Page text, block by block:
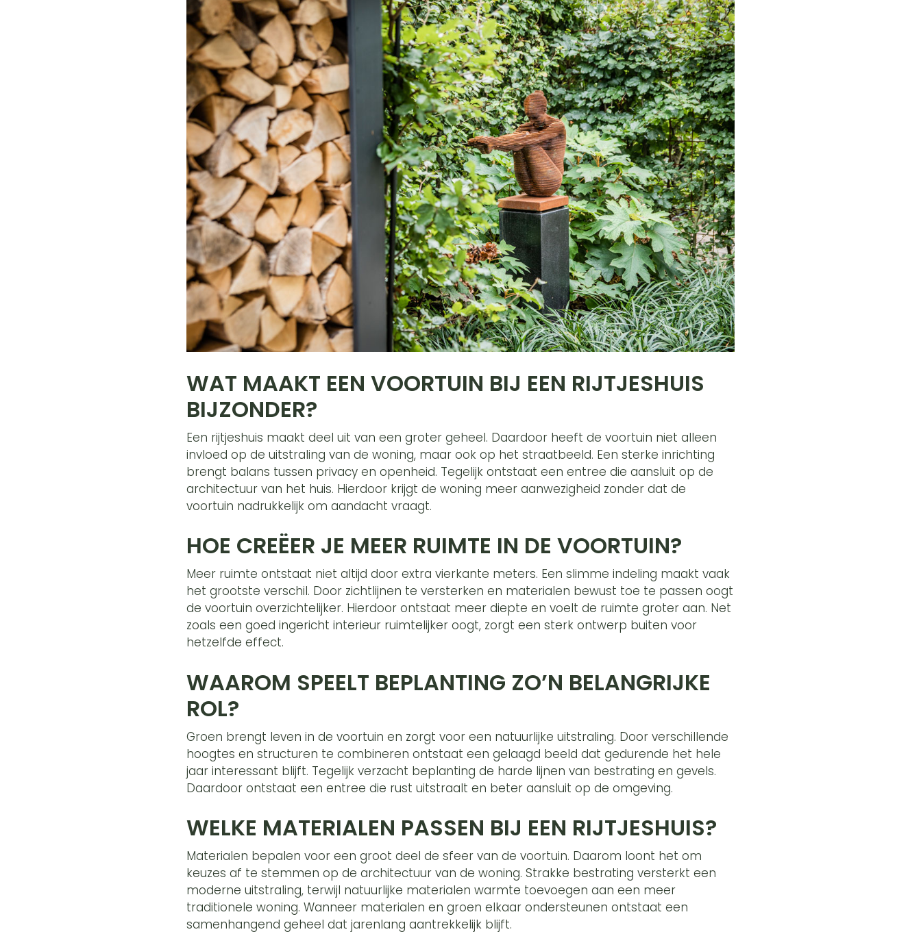
WAT MAAKT EEN VOORTUIN BIJ EEN RIJTJESHUIS
BIJZONDER?
Een rijtjeshuis maakt deel uit van een groter geheel. Daardoor heeft de voortuin niet alleen
invloed op de uitstraling van de woning, maar ook op het straatbeeld. Een sterke inrichting
brengt balans tussen privacy en openheid. Tegelijk ontstaat een entree die aansluit op de
architectuur van het huis. Hierdoor krijgt de woning meer aanwezigheid zonder dat de
voortuin nadrukkelijk om aandacht vraagt.
HOE CREËER JE MEER RUIMTE IN DE VOORTUIN?
Meer ruimte ontstaat niet altijd door extra vierkante meters. Een slimme indeling maakt vaak
het grootste verschil. Door zichtlijnen te versterken en materialen bewust toe te passen oogt
de voortuin overzichtelijker. Hierdoor ontstaat meer diepte en voelt de ruimte groter aan. Net
zoals een goed ingericht interieur ruimtelijker oogt, zorgt een sterk ontwerp buiten voor
hetzelfde effect.
WAAROM SPEELT BEPLANTING ZO’N BELANGRIJKE
ROL?
Groen brengt leven in de voortuin en zorgt voor een natuurlijke uitstraling. Door verschillende
hoogtes en structuren te combineren ontstaat een gelaagd beeld dat gedurende het hele
jaar interessant blijft. Tegelijk verzacht beplanting de harde lijnen van bestrating en gevels.
Daardoor ontstaat een entree die rust uitstraalt en beter aansluit op de omgeving.
WELKE MATERIALEN PASSEN BIJ EEN RIJTJESHUIS?
Materialen bepalen voor een groot deel de sfeer van de voortuin. Daarom loont het om
keuzes af te stemmen op de architectuur van de woning. Strakke bestrating versterkt een
moderne uitstraling, terwijl natuurlijke materialen warmte toevoegen aan een meer
traditionele woning. Wanneer materialen en groen elkaar ondersteunen ontstaat een
samenhangend geheel dat jarenlang aantrekkelijk blijft.